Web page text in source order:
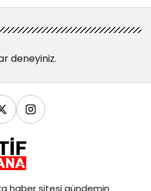
deneyiniz.
haber sitesi gündemin